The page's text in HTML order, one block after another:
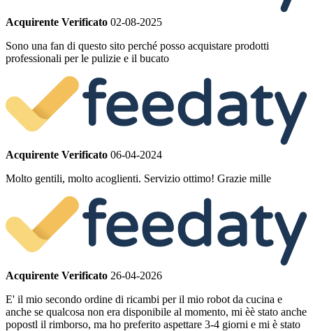
Acquirente Verificato 02-08-2025
Sono una fan di questo sito perché posso acquistare prodotti
professionali per le pulizie e il bucato
Acquirente Verificato 06-04-2024
Molto gentili, molto acoglienti. Servizio ottimo! Grazie mille
Acquirente Verificato 26-04-2026
E' il mio secondo ordine di ricambi per il mio robot da cucina e
anche se qualcosa non era disponibile al momento, mi èè stato anche
popostl il rimborso, ma ho preferito aspettare 3-4 giorni e mi è stato